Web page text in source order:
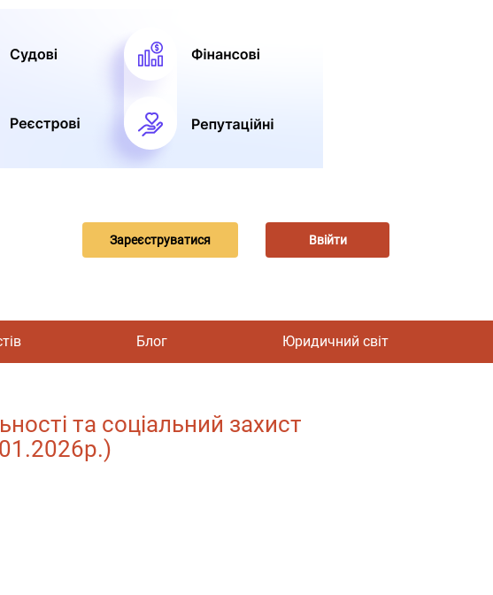
Зареєструватися Ввійти
Блог Юридичний світ
та соціальний захист